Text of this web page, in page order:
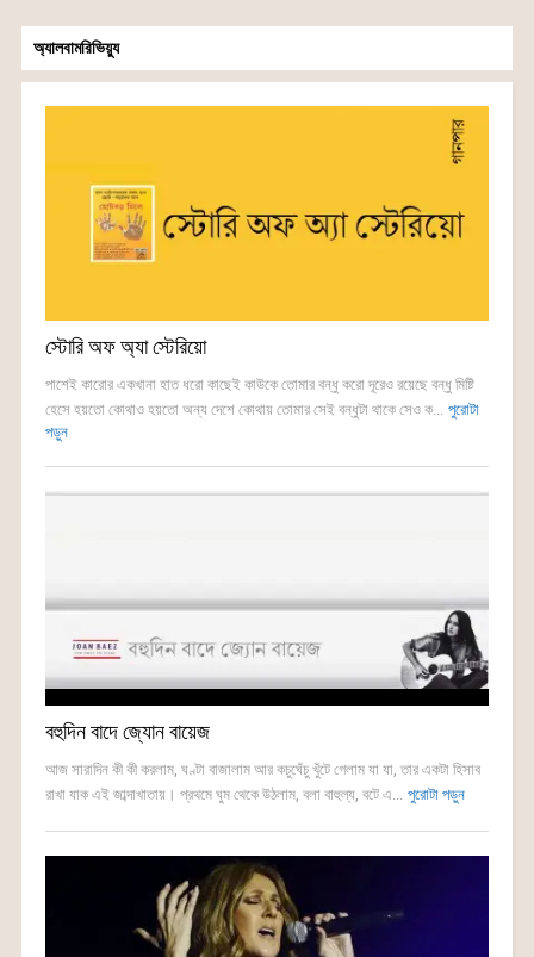
অ্যালবামরিভিয়্যু
স্টোরি অফ অ্যা স্টেরিয়ো
পাশেই কারোর একখানা হাত ধরো কাছেই কাউকে তোমার বন্ধু করো দূরেও রয়েছে বন্ধু মিষ্টি
হেসে হয়তো কোথাও হয়তো অন্য দেশে কোথায় তোমার সেই বন্ধুটা থাকে সেও ক...
পুরোটা
পড়ুন
বহুদিন বাদে জ্যোন বায়েজ
আজ সারাদিন কী কী করলাম, ঘণ্টা বাজালাম আর কচুঘেঁচু খুঁটে গেলাম যা যা, তার একটা হিসাব
রাখা যাক এই জাব্দাখাতায়। প্রথমে ঘুম থেকে উঠলাম, বলা বাহুল্য, বটে এ...
পুরোটা পড়ুন